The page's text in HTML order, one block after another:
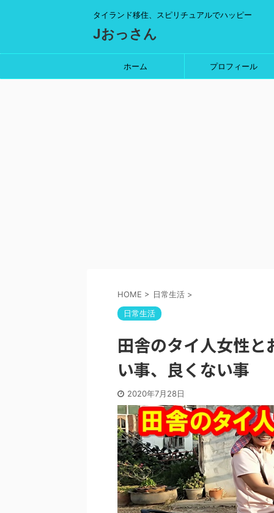
タイランド移住、スピリチュアルでハッピー
Jおっさん
ホーム プロフィール
HOME > 日常生活 >
日常生活
田舎のタイ人女性
い事、良くない事
2020年7月28日